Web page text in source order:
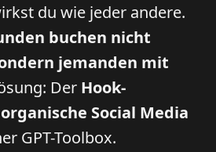
du wie jeder andere.
buchen nicht
jemanden mit
Der Hook-
Social Media
GPT-Toolbox.